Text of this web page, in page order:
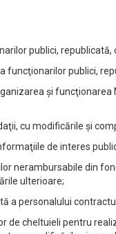
publici,
funcţionarilor publici,
şi
cu modificările şi
de interes
nerambursabile din
ulterioare;
a personalului
de cheltuieli pentru